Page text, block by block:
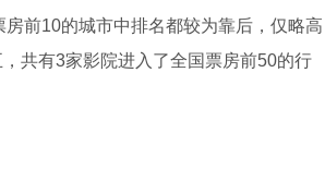
前10的城市中排名都较为靠后，仅略高
共有3家影院进入了全国票房前50的行